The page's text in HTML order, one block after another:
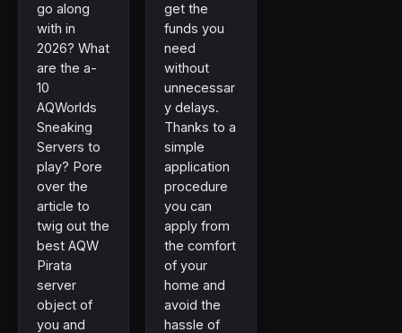
go along
with in
2026? What
are the a-
10
AQWorlds
Sneaking
Servers to
play? Pore
over the
article to
twig out the
best AQW
Pirata
server
object of
you and
get the
funds you
need
without
unnecessar
y delays.
Thanks to a
simple
application
procedure
you can
apply from
the comfort
of your
home and
avoid the
hassle of